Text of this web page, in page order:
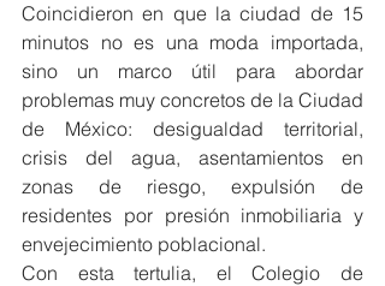
Coincidieron en que la ciudad de 15
minutos no es una moda importada,
sino un marco útil para abordar
problemas muy concretos de la Ciudad
de México: desigualdad territorial,
crisis del agua, asentamientos en
zonas de riesgo, expulsión de
residentes por presión inmobiliaria y
envejecimiento poblacional.
Con esta tertulia, el Colegio de